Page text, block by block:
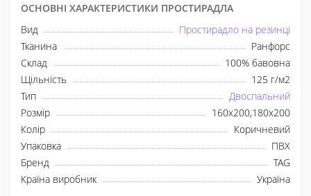
ОСНОВНІ ХАРАКТЕРИСТИКИ ПРОСТИРАДЛА
Вид
Простирадло на резинці
Тканина
Ранфорс
Склад
100% бавовна
Щільність
125 г/м2
Тип
Двоспальний
Розмір
160x200,180x200
Колір
Коричневий
Упаковка
ПВХ
Бренд
TAG
Країна виробник
Україна